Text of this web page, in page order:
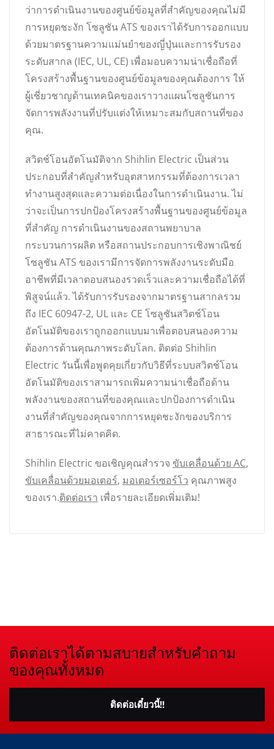
ว่าการดำเนินงานของศูนย์ข้อมูลที่สำคัญของคุณไม่มี
การหยุดชะงัก โซลูชัน ATS ของเราได้รับการออกแบบ
ด้วยมาตรฐานความแม่นยำของญี่ปุ่นและการรับรอง
ระดับสากล (IEC, UL, CE) เพื่อมอบความน่าเชื่อถือที่
โครงสร้างพื้นฐานของศูนย์ข้อมูลของคุณต้องการ ให้
ผู้เชี่ยวชาญด้านเทคนิคของเราวางแผนโซลูชันการ
จัดการพลังงานที่ปรับแต่งให้เหมาะสมกับสถานที่ของ
คุณ.
สวิตช์โอนอัตโนมัติจาก Shihlin Electric เป็นส่วน
ประกอบที่สำคัญสำหรับอุตสาหกรรมที่ต้องการเวลา
ทำงานสูงสุดและความต่อเนื่องในการดำเนินงาน. ไม่
ว่าจะเป็นการปกป้องโครงสร้างพื้นฐานของศูนย์ข้อมูล
ที่สำคัญ การดำเนินงานของสถานพยาบาล
กระบวนการผลิต หรือสถานประกอบการเชิงพาณิชย์
โซลูชัน ATS ของเรามีการจัดการพลังงานระดับมือ
อาชีพที่มีเวลาตอบสนองรวดเร็วและความเชื่อถือได้ที่
พิสูจน์แล้ว. ได้รับการรับรองจากมาตรฐานสากลรวม
ถึง IEC 60947-2, UL และ CE โซลูชันสวิตช์โอน
อัตโนมัติของเราถูกออกแบบมาเพื่อตอบสนองความ
ต้องการด้านคุณภาพระดับโลก. ติดต่อ Shihlin
Electric วันนี้เพื่อพูดคุยเกี่ยวกับวิธีที่ระบบสวิตช์โอน
อัตโนมัติของเราสามารถเพิ่มความน่าเชื่อถือด้าน
พลังงานของสถานที่ของคุณและปกป้องการดำเนิน
งานที่สำคัญของคุณจากการหยุดชะงักของบริการ
สาธารณะที่ไม่คาดคิด.
Shihlin Electric ขอเชิญคุณสำรวจ ขับเคลื่อนด้วย AC,
ขับเคลื่อนด้วยมอเตอร์, มอเตอร์เซอร์โว คุณภาพสูง
ของเรา.ติดต่อเรา เพื่อรายละเอียดเพิ่มเติม!
ติดต่อเราได้ตามสบายสำหรับคำถาม
ของคุณทั้งหมด
ติดต่อเดี๋ยวนี้!!